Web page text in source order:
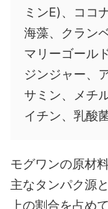
ミンE)、ココ
海藻、クラン
マリーゴール
ジンジャー、
サミン、メチ
イチン、乳酸
モグワンの原材
主なタンパク源
上の割合を占め